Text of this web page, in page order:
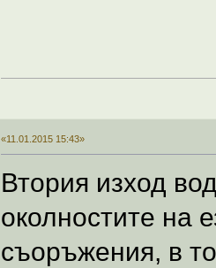
«11.01.2015 15:43»
Втория изход
околностите на
съоръжения, в